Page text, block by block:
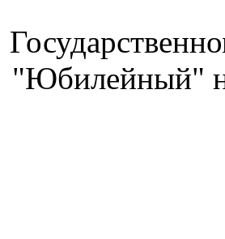
"Юбилейный"